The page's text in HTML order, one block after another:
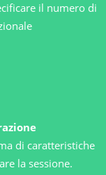
il numero di
di caratteristiche
la sessione.